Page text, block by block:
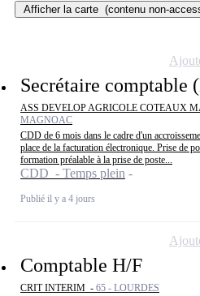
Afficher la carte (contenu non-
Secrétaire comptable
ASS DEVELOP AGRICOLE COTEAUX
MAGNOAC
CDD de 6 mois dans le cadre d'un
place de la facturation électronique. Prise de
formation préalable à la prise de poste...
CDD - Temps plein
Publié il y a 4 jours
Comptable H/F
CRIT INTERIM - 65 - LOURDES